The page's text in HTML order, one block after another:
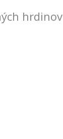
hrdinov